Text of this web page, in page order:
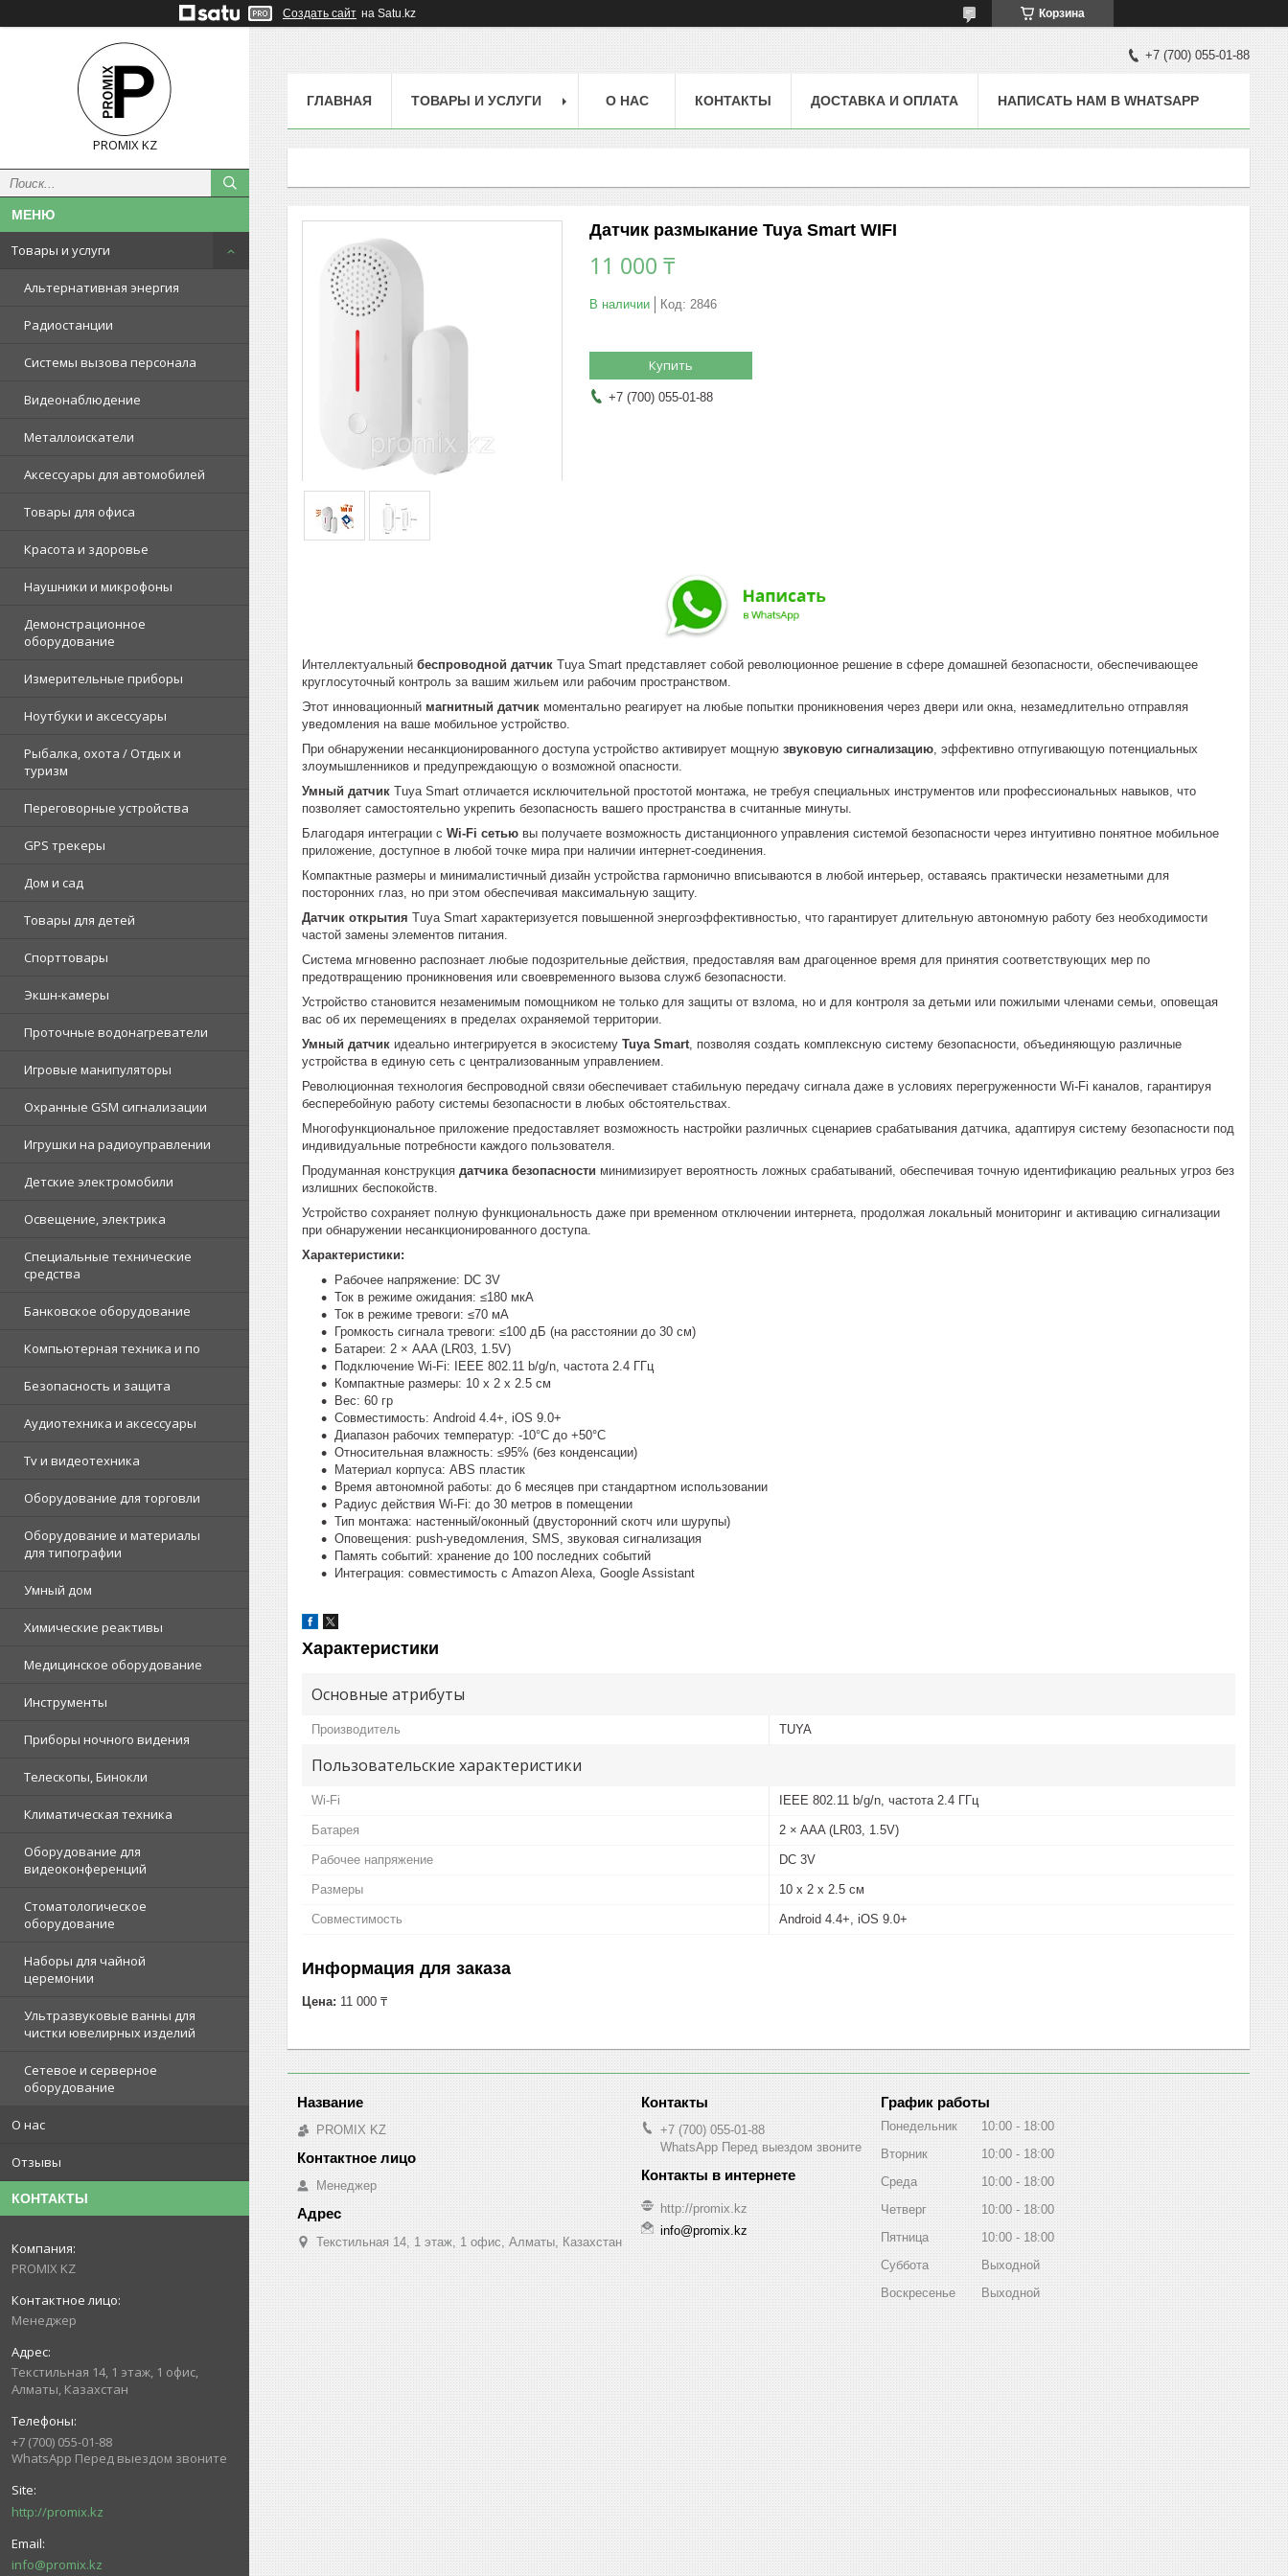
Создать сайт на Satu.kz Корзина
PROMIX KZ
Товары и услуги
Альтернативная энергия
Радиостанции
Системы вызова персонала
Видеонаблюдение
Металлоискатели
Аксессуары для автомобилей
Товары для офиса
Красота и здоровье
Наушники и микрофоны
Демонстрационное
оборудование
Измерительные приборы
Ноутбуки и аксессуары
Рыбалка, охота / Отдых и
туризм
Переговорные устройства
GPS трекеры
Дом и сад
Товары для детей
Спорттовары
Экшн-камеры
Проточные водонагреватели
Игровые манипуляторы
Охранные GSM сигнализации
Игрушки на радиоуправлении
Детские электромобили
Освещение, электрика
Специальные технические
средства
Банковское оборудование
Компьютерная техника и по
Безопасность и защита
Аудиотехника и аксессуары
Tv и видеотехника
Оборудование для торговли
Оборудование и материалы
для типографии
Умный дом
Химические реактивы
Медицинское оборудование
Инструменты
Приборы ночного видения
Телескопы, Бинокли
Климатическая техника
Оборудование для
видеоконференций
Стоматологическое
оборудование
Наборы для чайной
церемонии
Ультразвуковые ванны для
чистки ювелирных изделий
Сетевое и серверное
оборудование
О нас
Отзывы
КОНТАКТЫ
PROMIX KZ
Менеджер
Текстильная 14, 1 этаж, 1 офис,
Алматы, Казахстан
+7 (700) 055-01-88
WhatsApp Перед выездом звоните
http://promix.kz
info@promix.kz
+7 (700) 055-01-88
ГЛАВНАЯ ТОВАРЫ И УСЛУГИ О НАС КОНТАКТЫ ДОСТАВКА И ОПЛАТА НАПИСАТЬ НАМ В WHATSAPP
Датчик размыкание Tuya Smart WIFI
11 000 ₸
В наличии Код: 2846
Купить
+7 (700) 055-01-88
Интеллектуальный беспроводной датчик Tuya Smart представляет собой революционное решение в сфере домашней безопасности, обеспечивающее
круглосуточный контроль за вашим жильем или рабочим пространством.
Этот инновационный магнитный датчик моментально реагирует на любые попытки проникновения через двери или окна, незамедлительно отправляя
уведомления на ваше мобильное устройство.
При обнаружении несанкционированного доступа устройство активирует мощную звуковую сигнализацию , эффективно отпугивающую потенциальных
злоумышленников и предупреждающую о возможной опасности.
Умный датчик Tuya Smart отличается исключительной простотой монтажа, не требуя специальных инструментов или профессиональных навыков, что
позволяет самостоятельно укрепить безопасность вашего пространства в считанные минуты.
Благодаря интеграции с Wi-Fi сетью вы получаете возможность дистанционного управления системой безопасности через интуитивно понятное мобильное
приложение, доступное в любой точке мира при наличии интернет-соединения.
Компактные размеры и минималистичный дизайн устройства гармонично вписываются в любой интерьер, оставаясь практически незаметными для
посторонних глаз, но при этом обеспечивая максимальную защиту.
Датчик открытия Tuya Smart характеризуется повышенной энергоэффективностью, что гарантирует длительную автономную работу без необходимости
частой замены элементов питания.
Система мгновенно распознает любые подозрительные действия, предоставляя вам драгоценное время для принятия соответствующих мер по
предотвращению проникновения или своевременного вызова служб безопасности.
Устройство становится незаменимым помощником не только для защиты от взлома, но и для контроля за детьми или пожилыми членами семьи, оповещая
вас об их перемещениях в пределах охраняемой территории.
Умный датчик идеально интегрируется в экосистему Tuya Smart , позволяя создать комплексную систему безопасности, объединяющую различные
устройства в единую сеть с централизованным управлением.
Революционная технология беспроводной связи обеспечивает стабильную передачу сигнала даже в условиях перегруженности Wi-Fi каналов, гарантируя
бесперебойную работу системы безопасности в любых обстоятельствах.
Многофункциональное приложение предоставляет возможность настройки различных сценариев срабатывания датчика, адаптируя систему безопасности под
индивидуальные потребности каждого пользователя.
Продуманная конструкция датчика безопасности минимизирует вероятность ложных срабатываний, обеспечивая точную идентификацию реальных угроз без
излишних беспокойств.
Устройство сохраняет полную функциональность даже при временном отключении интернета, продолжая локальный мониторинг и активацию сигнализации
при обнаружении несанкционированного доступа.
Характеристики:
Рабочее напряжение: DC 3V
Ток в режиме ожидания: ≤180 мкА
Ток в режиме тревоги: ≤70 мА
Громкость сигнала тревоги: ≤100 дБ (на расстоянии до 30 см)
Батареи: 2 × AAA (LR03, 1.5V)
Подключение Wi-Fi: IEEE 802.11 b/g/n, частота 2.4 ГГц
Компактные размеры: 10 x 2 x 2.5 см
Вес: 60 гр
Совместимость: Android 4.4+, iOS 9.0+
Диапазон рабочих температур: -10°C до +50°C
Относительная влажность: ≤95% (без конденсации)
Материал корпуса: ABS пластик
Время автономной работы: до 6 месяцев при стандартном использовании
Радиус действия Wi-Fi: до 30 метров в помещении
Тип монтажа: настенный/оконный (двусторонний скотч или шурупы)
Оповещения: push-уведомления, SMS, звуковая сигнализация
Память событий: хранение до 100 последних событий
Интеграция: совместимость с Amazon Alexa, Google Assistant
Характеристики
Основные атрибуты
Производитель TUYA
Пользовательские характеристики
Wi-Fi IEEE 802.11 b/g/n, частота 2.4 ГГц
Батарея 2 × AAA (LR03, 1.5V)
Рабочее напряжение DC 3V
Размеры 10 x 2 x 2.5 см
Совместимость Android 4.4+, iOS 9.0+
Информация для заказа
Цена: 11 000 ₸
PROMIX KZ
Менеджер
Текстильная 14, 1 этаж, 1 офис, Алматы, Казахстан
+7 (700) 055-01-88
WhatsApp Перед выездом звоните
http://promix.kz
info@promix.kz
График работы
Понедельник 10:00
18:00
Вторник
10:00
18:00
Среда
10:00
18:00
Четверг
10:00
18:00
Пятница
10:00
18:00
Суббота
Выходной
Воскресенье
Выходной